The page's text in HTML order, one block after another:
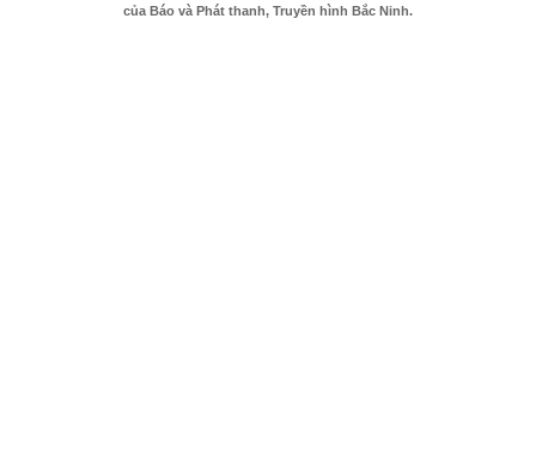
của Báo và Phát thanh, Truyền hình Bắc Ninh.